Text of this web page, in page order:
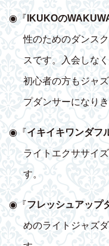
◉『 IKUKOの
性のためのダンス
スです。入会しな
初心者の方もジャ
プダンサーになり
◉『イキイキワンダフ
ライトエクササイ
す。
◉『フレッシュアップ
めのライトジャズ